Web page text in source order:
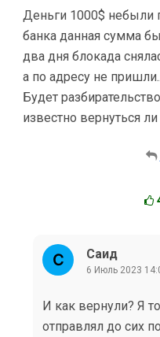
Деньги 1000$ небыли
банка данная сумма
два дня блокада
а по адресу не
Будет
известно вернуться
Саид
6 Июль 2023
И как вернули? Я
отправлял до сих